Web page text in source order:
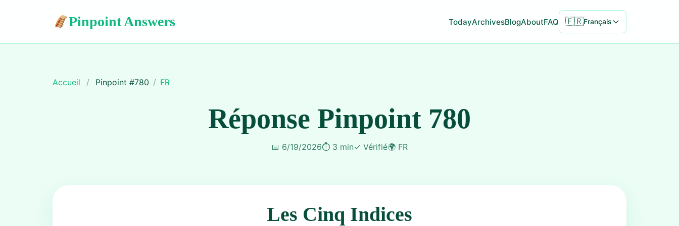
Pinpoint Answers TodayArchivesBlogAboutFAQ 🇫🇷Français
Accueil / Pinpoint #780 / FR
Réponse Pinpoint 780
📅 6/19/2026⏱️ 3 min✓ Vérifié🌍 FR
Les Cinq Indices